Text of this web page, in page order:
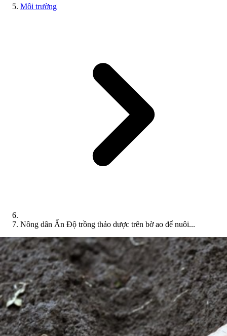
Môi trường
Nông dân Ấn Độ trồng thảo dược trên bờ ao để nuôi...